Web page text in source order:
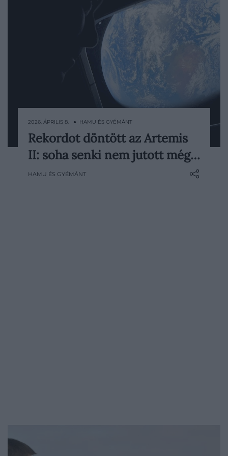
Az Artemis II küldetés hivatalosan is új
korszakhatárt jelölt ki az űrrepülés
2026. ÁPRILIS 8. ● HAMU ÉS GYÉMÁNT
Rekordot döntött az Artemis
II: soha senki nem jutott még…
HAMU ÉS GYÉMÁNT